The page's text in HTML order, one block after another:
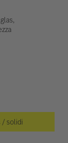
/ solidi